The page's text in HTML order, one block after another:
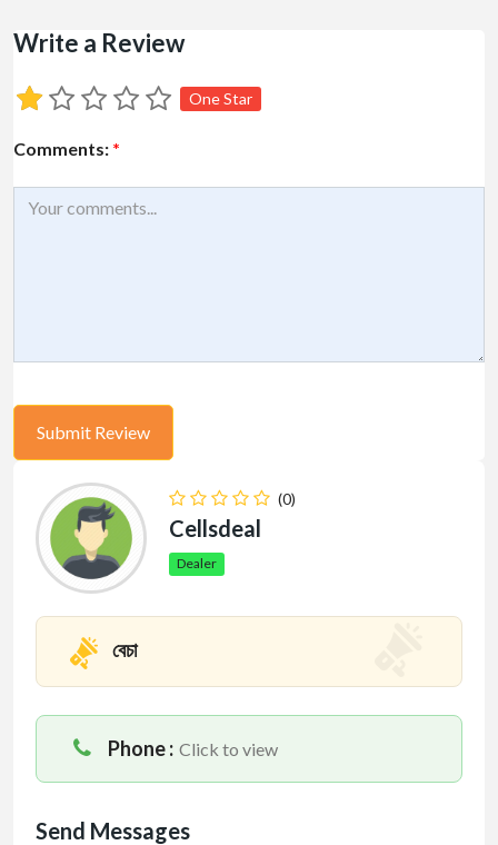
Write a Review
One Star
Comments: *
(0)
Cellsdeal
Dealer
বেচা
Phone : Click to view
Send Messages